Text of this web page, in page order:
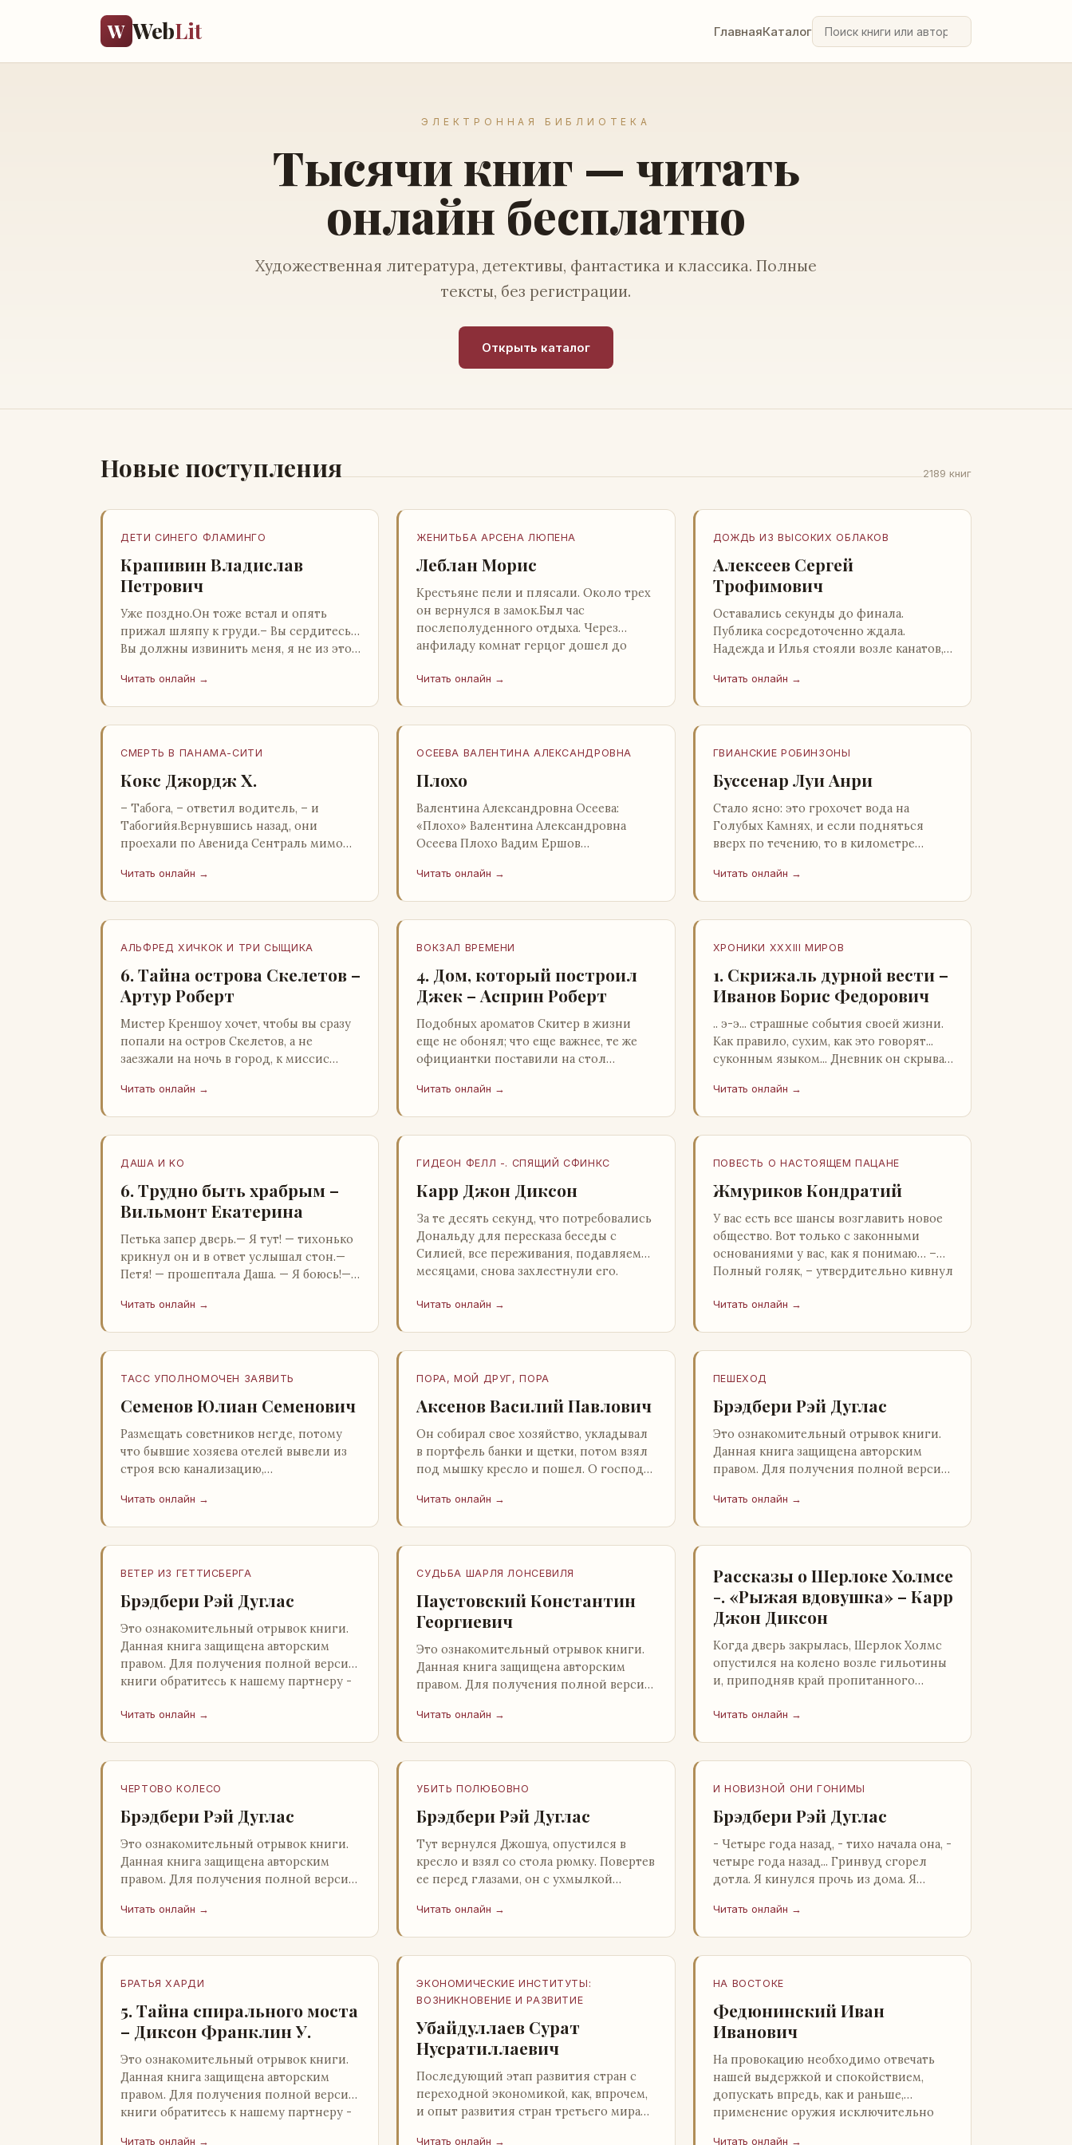
W WebLit ГлавнаяКаталог
ЭЛЕКТРОННАЯ БИБЛИОТЕКА
Тысячи книг — читать
онлайн бесплатно
Художественная литература, детективы, фантастика и классика. Полные
тексты, без регистрации.
Открыть каталог
Новые поступления 2189 книг
ДЕТИ СИНЕГО ФЛАМИНГО
Крапивин Владислав
Петрович
Уже поздно.Он тоже встал и опять
прижал шляпу к груди.– Вы сердитесь…
Вы должны извинить меня, я не из этой
какие-то обычаи. Но прошу: выс…
Читать онлайн →
ЖЕНИТЬБА АРСЕНА ЛЮПЕНА
Леблан Морис
Крестьяне пели и плясали. Около трех
он вернулся в замок.Был час
послеполуденного отдыха. Через
анфиладу комнат герцог дошел до
и во…
Читать онлайн →
ДОЖДЬ ИЗ ВЫСОКИХ ОБЛАКОВ
Алексеев Сергей
Трофимович
Оставались секунды до финала.
Публика сосредоточенно ждала.
Надежда и Илья стояли возле канатов,
ничем не выделялись из прочей
Читать онлайн →
СМЕРТЬ В ПАНАМА-СИТИ
Кокс Джордж Х.
– Табога, – ответил водитель, – и
Табогийя.Вернувшись назад, они
проехали по Авенида Сентраль мимо
канала. Водитель показал Расселу
Читать онлайн →
ОСЕЕВА ВАЛЕНТИНА АЛЕКСАНДРОВНА
Плохо
Валентина Александровна Осеева:
«Плохо» Валентина Александровна
Осеева Плохо Вадим Ершов
литература; Москва; 1977 Валентина
Читать онлайн →
ГВИАНСКИЕ РОБИНЗОНЫ
Буссенар Луи Анри
Стало ясно: это грохочет вода на
Голубых Камнях, и если подняться
вверх по течению, то в километре
плота.Производя не более шуму, чем
Читать онлайн →
АЛЬФРЕД ХИЧКОК И ТРИ СЫЩИКА
6. Тайна острова Скелетов –
Артур Роберт
Мистер Креншоу хочет, чтобы вы сразу
попали на остров Скелетов, а не
заезжали на ночь в город, к миссис
пробормотал Пит.Услыхав «кризис»…
Читать онлайн →
ВОКЗАЛ ВРЕМЕНИ
4. Дом, который построил
Джек – Асприн Роберт
Подобных ароматов Скитер в жизни
еще не обонял; что еще важнее, те же
официантки поставили на стол
для снятия стрессов. Скитер опрокин…
Читать онлайн →
ХРОНИКИ XXXIII МИРОВ
1. Скрижаль дурной вести –
Иванов Борис Федорович
.. э-э... страшные события своей жизни.
Как правило, сухим, как это говорят...
суконным языком... Дневник он скрывал
Скорее всего, даже с…
Читать онлайн →
ДАША И KO
6. Трудно быть храбрым –
Вильмонт Екатерина
Петька запер дверь.— Я тут! — тихонько
крикнул он и в ответ услышал стон.—
Петя! — прошептала Даша. — Я боюсь!—
распахнул дверь в комнату.— …
Читать онлайн →
ГИДЕОН ФЕЛЛ -. СПЯЩИЙ СФИНКС
Карр Джон Диксон
За те десять секунд, что потребовались
Дональду для пересказа беседы с
Силией, все переживания, подавляемые
месяцами, снова захлестнули его.
Читать онлайн →
ПОВЕСТЬ О НАСТОЯЩЕМ ПАЦАНЕ
Жмуриков Кондратий
У вас есть все шансы возглавить новое
общество. Вот только с законными
основаниями у вас, как я понимаю… –
Полный голяк, – утвердительно кивнул
Читать онлайн →
ТАСС УПОЛНОМОЧЕН ЗАЯВИТЬ
Семенов Юлиан Семенович
Размещать советников негде, потому
что бывшие хозяева отелей вывели из
строя всю канализацию,
бензохранилища пусты.Посол СССР в
Читать онлайн →
ПОРА, МОЙ ДРУГ, ПОРА
Аксенов Василий Павлович
Он собирал свое хозяйство, укладывал
в портфель банки и щетки, потом взял
под мышку кресло и пошел. О господи,
Причины, которые заставлял…
Читать онлайн →
ПЕШЕХОД
Брэдбери Рэй Дуглас
Это ознакомительный отрывок книги.
Данная книга защищена авторским
правом. Для получения полной версии
распространителю легального ко…
Читать онлайн →
ВЕТЕР ИЗ ГЕТТИСБЕРГА
Брэдбери Рэй Дуглас
Это ознакомительный отрывок книги.
Данная книга защищена авторским
правом. Для получения полной версии
книги обратитесь к нашему партнеру -
Читать онлайн →
СУДЬБА ШАРЛЯ ЛОНСЕВИЛЯ
Паустовский Константин
Георгиевич
Это ознакомительный отрывок книги.
Данная книга защищена авторским
правом. Для получения полной версии
распространителю легального ко…
Читать онлайн →
Рассказы о Шерлоке Холмсе
-. «Рыжая вдовушка» – Карр
Джон Диксон
Когда дверь закрылась, Шерлок Холмс
опустился на колено возле гильотины
и, приподняв край пропитанного
кошмар, который скрывался под ним…
Читать онлайн →
ЧЕРТОВО КОЛЕСО
Брэдбери Рэй Дуглас
Это ознакомительный отрывок книги.
Данная книга защищена авторским
правом. Для получения полной версии
распространителю легального ко…
Читать онлайн →
УБИТЬ ПОЛЮБОВНО
Брэдбери Рэй Дуглас
Тут вернулся Джошуа, опустился в
кресло и взял со стола рюмку. Повертев
ее перед глазами, он с ухмылкой
о чем? - с невинным видом с…
Читать онлайн →
И НОВИЗНОЙ ОНИ ГОНИМЫ
Брэдбери Рэй Дуглас
- Четыре года назад, - тихо начала она, -
четыре года назад... Гринвуд сгорел
дотла. Я кинулся прочь из дома. Я
вскрикнул я. - Сгорел…
Читать онлайн →
БРАТЬЯ ХАРДИ
5. Тайна спирального моста
– Диксон Франклин У.
Это ознакомительный отрывок книги.
Данная книга защищена авторским
правом. Для получения полной версии
книги обратитесь к нашему партнеру -
Читать онлайн →
ЭКОНОМИЧЕСКИЕ ИНСТИТУТЫ:
ВОЗНИКНОВЕНИЕ И РАЗВИТИЕ
Убайдуллаев Сурат
Нусратиллаевич
Последующий этап развития стран с
переходной экономикой, как, впрочем,
и опыт развития стран третьего мира
Читать онлайн →
НА ВОСТОКЕ
Федюнинский Иван
Иванович
На провокацию необходимо отвечать
нашей выдержкой и спокойствием,
допускать впредь, как и раньше,
применение оружия исключительно
Читать онлайн →